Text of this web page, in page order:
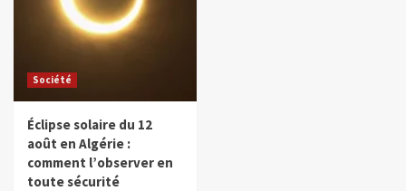
Société
Éclipse solaire du 12
août en Algérie :
comment l’observer en
toute sécurité